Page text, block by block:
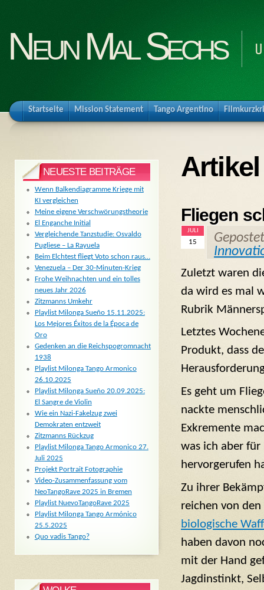
Neun Mal Sechs
Startseite Mission Statement Tango Argentino
Fliegen
JULI
15
Zuletzt waren
da wird es mal
Rubrik
Letztes
Produkt, dass
Es geht um
nackte
Exkremente
was ich aber
hervorgerufen
Zu ihrer
reichen von
biologische
haben davon
mit der Hand
Jagdinstinkt,
NEUESTE BEITRÄGE
Wenn Balkendiagramme Kriege mit
KI vergleichen
Meine eigene Verschwörungstheorie
El Enganche Initial
Vergleichende Tanzstudie: Osvaldo
Pugliese – La Rayuela
Beim Elchtest fliegt Voto schon raus…
Venezuela – Der 30-Minuten-Krieg
Frohe Weihnachten und ein tolles
neues Jahr 2026
Zitzmanns Umkehr
Playlist Milonga Sueño 15.11.2025:
Los Mejores Éxitos de la Época de
Oro
Gedenken an die Reichspogromnacht
1938
Playlist Milonga Tango Armonico
26.10.2025
Playlist Milonga Sueño 20.09.2025:
El Sangre de Violin
Wie ein Nazi-Fakelzug zwei
Demokraten entzweit
Zitzmanns Rückzug
Playlist Milonga Tango Armonico 27.
Juli 2025
Projekt Portrait Fotographie
Video-Zusammenfassung vom
NeoTangoRave 2025 in Bremen
Playlist NuevoTangoRave 2025
Playlist Milonga Tango Armónico
25.5.2025
Quo vadis Tango?